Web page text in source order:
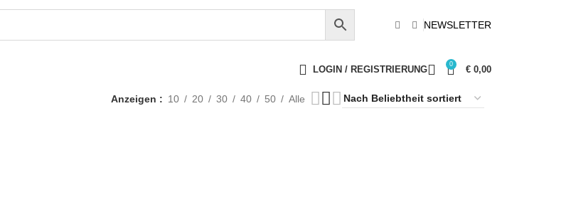
NEWSLETTER
LOGIN / REGISTRIERUNG
0
€ 0,00
Anzeigen 10 20 30 40 50 Alle